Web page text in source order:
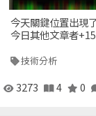
今天關鍵位置出現
今日其他文章者
技術分析
3273 4 0